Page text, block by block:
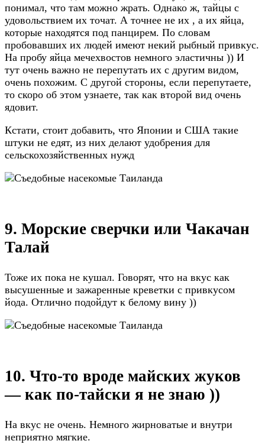
понимал, что там можно жрать. Однако ж, тайцы с
удовольствием их точат. А точнее не их , а их яйца,
которые находятся под панцирем. По словам
пробовавших их людей имеют некий рыбный привкус.
На пробу яйца мечехвостов немного эластичны )) И
тут очень важно не перепутать их с другим видом,
очень похожим. С другой стороны, если перепутаете,
то скоро об этом узнаете, так как второй вид очень
ядовит.
Кстати, стоит добавить, что Японии и США такие
штуки не едят, из них делают удобрения для
сельскохозяйственных нужд
9. Морские сверчки или Чакачан
Талай
Тоже их пока не кушал. Говорят, что на вкус как
высушенные и зажаренные креветки с привкусом
йода. Отлично подойдут к белому вину ))
10. Что-то вроде майских жуков
— как по-тайски я не знаю ))
На вкус не очень. Немного жирноватые и внутри
неприятно мягкие.